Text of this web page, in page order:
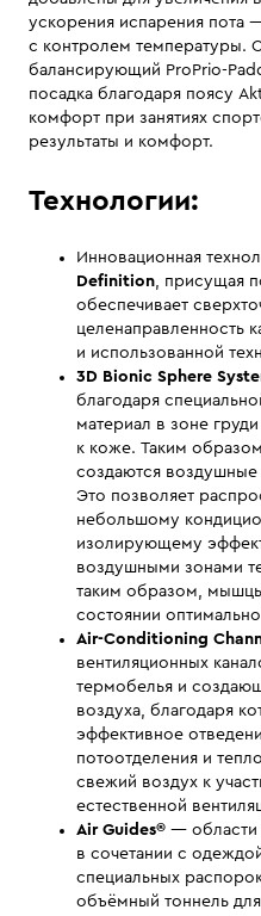
ускорения испарения пота
с контролем температуры.
балансирующий ProPrio-
посадка благодаря поясу
комфорт при занятиях
результаты и комфорт.
Технологии:
Инновационная
Definition, присущая
обеспечивает
целенаправленность
и использованной
3D Bionic Sphere
благодаря
материал в зоне
к коже. Таким
создаются
Это позволяет
небольшому
изолирующему
воздушными зонами
таким образом,
состоянии
Air-Conditioning
вентиляционных
термобелья и
воздуха, благодаря
эффективное
потоотделения и
свежий воздух к
естественной
Air Guides® — области
в сочетании с
специальных
объёмный тоннель